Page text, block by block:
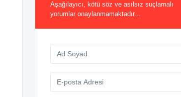
Aşağılayıcı, kötü söz ve asılsız suçlamalı
yorumlar onaylanmamaktadır...